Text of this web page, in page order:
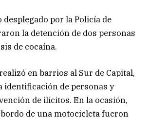
por la Policía de
la detención de dos personas
de cocaína.
en barrios al Sur de Capital,
identificación de personas y
de ilícitos. En la ocasión,
de una motocicleta fueron